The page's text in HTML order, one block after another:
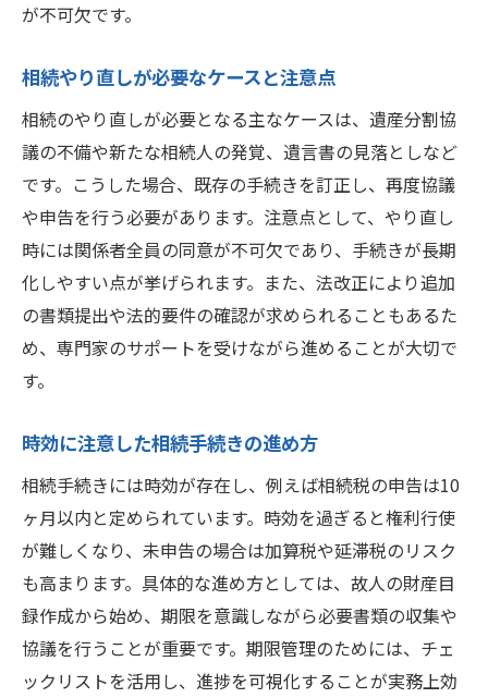
が不可欠です。
相続やり直しが必要なケースと注意点
相続のやり直しが必要となる主なケースは、遺産分割協
議の不備や新たな相続人の発覚、遺言書の見落としなど
です。こうした場合、既存の手続きを訂正し、再度協議
や申告を行う必要があります。注意点として、やり直し
時には関係者全員の同意が不可欠であり、手続きが長期
化しやすい点が挙げられます。また、法改正により追加
の書類提出や法的要件の確認が求められることもあるた
め、専門家のサポートを受けながら進めることが大切で
す。
時効に注意した相続手続きの進め方
相続手続きには時効が存在し、例えば相続税の申告は10
ヶ月以内と定められています。時効を過ぎると権利行使
が難しくなり、未申告の場合は加算税や延滞税のリスク
も高まります。具体的な進め方としては、故人の財産目
録作成から始め、期限を意識しながら必要書類の収集や
協議を行うことが重要です。期限管理のためには、チェ
ックリストを活用し、進捗を可視化することが実務上効